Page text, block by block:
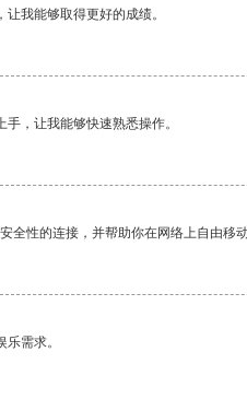
我能够取得更好的成绩。
，让我能够快速熟悉操作。
全性的连接，并帮助你在网络上自由移动
需求。